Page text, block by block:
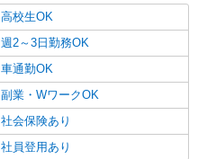
高校生OK
週2～3日勤務OK
車通勤OK
副業・WワークOK
社会保険あり
社員登用あり